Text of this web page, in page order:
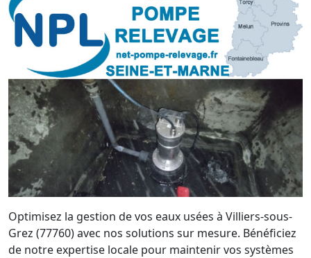
Optimisez la gestion de vos eaux usées à Villiers-sous-
Grez (77760) avec nos solutions sur mesure. Bénéficiez
de notre expertise locale pour maintenir vos systèmes